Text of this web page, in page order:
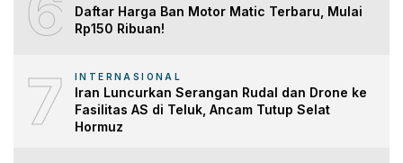
Daftar Harga Ban Motor Matic Terbaru, Mulai
Rp150 Ribuan!
7 INTERNASIONAL
Iran Luncurkan Serangan Rudal dan Drone ke
Fasilitas AS di Teluk, Ancam Tutup Selat
Hormuz